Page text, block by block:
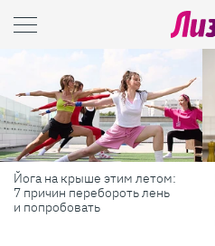
Йога на крыше этим летом:
7 причин перебороть лень
и попробовать